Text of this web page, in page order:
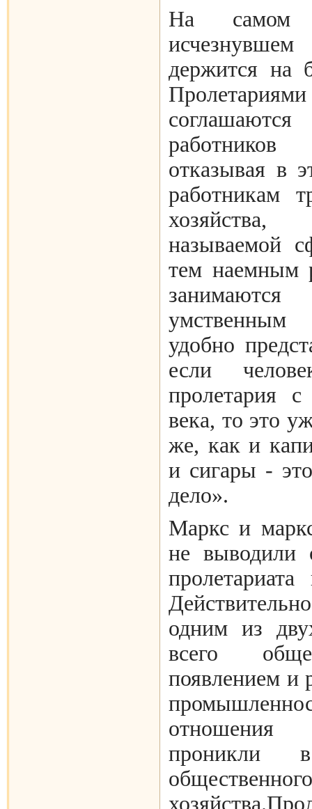
На
держится на
отказывая в
работникам
называемой
тем наемным
занимаются
умственным
удобно
если
пролетария
века, то это
же, как и
и сигары -
дело».
Маркс и
не выводили
одним из
всего
появлением и
отношения
проникли
общественного